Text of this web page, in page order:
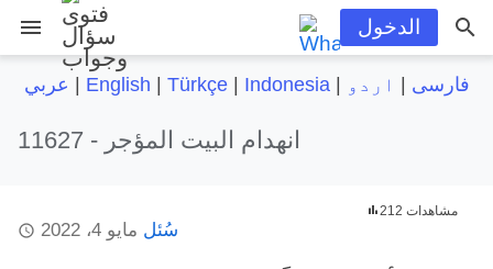
menu الدخول
عربي English Türkçe| Indonesia| فارسی اردو
11627 - انهدام البيت المؤجر
سُئل مايو 4، 2022
212 مشاهدات